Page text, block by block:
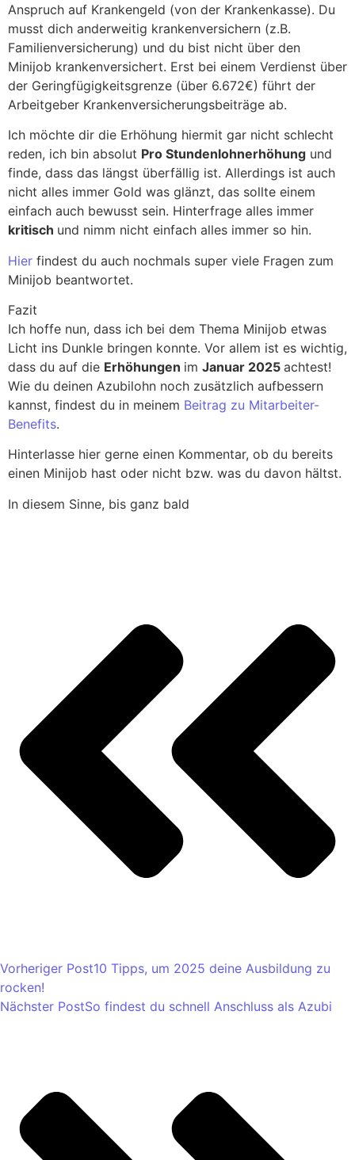
Anspruch auf Krankengeld (von der Krankenkasse). Du
musst dich anderweitig krankenversichern (z.B.
Familienversicherung) und du bist nicht über den
Minijob krankenversichert. Erst bei einem Verdienst über
der Geringfügigkeitsgrenze (über 6.672€) führt der
Arbeitgeber Krankenversicherungsbeiträge ab.
Ich möchte dir die Erhöhung hiermit gar nicht schlecht
reden, ich bin absolut Pro Stundenlohnerhöhung und
finde, dass das längst überfällig ist. Allerdings ist auch
nicht alles immer Gold was glänzt, das sollte einem
einfach auch bewusst sein. Hinterfrage alles immer
kritisch und nimm nicht einfach alles immer so hin.
Hier findest du auch nochmals super viele Fragen zum
Minijob beantwortet.
Fazit
Ich hoffe nun, dass ich bei dem Thema Minijob etwas
Licht ins Dunkle bringen konnte. Vor allem ist es wichtig,
dass du auf die Erhöhungen im Januar 2025 achtest!
Wie du deinen Azubilohn noch zusätzlich aufbessern
kannst, findest du in meinem Beitrag zu Mitarbeiter-
Benefits.
Hinterlasse hier gerne einen Kommentar, ob du bereits
einen Minijob hast oder nicht bzw. was du davon hältst.
In diesem Sinne, bis ganz bald
Vorheriger Post10 Tipps, um 2025 deine Ausbildung zu
rocken!
Nächster PostSo findest du schnell Anschluss als Azubi